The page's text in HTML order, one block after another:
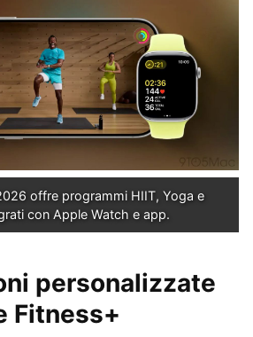
offre programmi HIIT, Yoga e
con Apple Watch e app.
personalizzate
Fitness+